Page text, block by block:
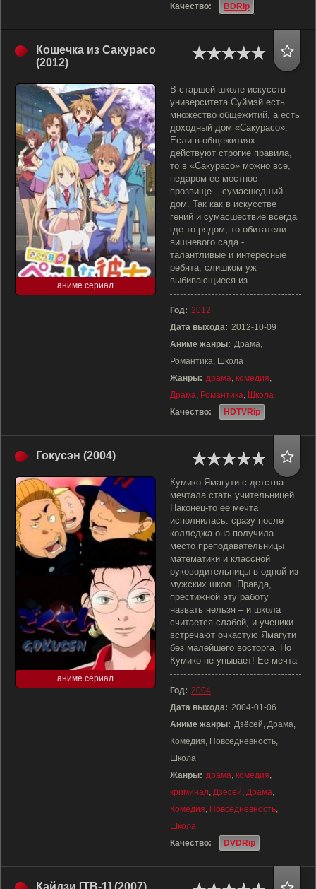
Качество:
BDRip
Кошечка из Сакурасо
(2012)
аниме сериал
В старшей школе искусств
университета Суймэй есть
множество общежитий, а есть
доходный дом «Сакурасо».
Если в общежитиях
действуют строгие правила,
то в «Сакурасо» можно все,
недаром ее местное
прозвище – сумасшедший
дом. Так как в искусстве
гений и сумасшествие всегда
где-то рядом, то обитатели
вишневого сада -
талантливые и интересные
ребята, слишком уж
выбивающиеся из
Год: 2012
Дата выхода: 2012-10-09
Аниме жанры: Драма,
Романтика, Школа
Жанры: драма, комедия,
Драма, Романтика, Школа
Качество:
HDTVRip
Гокусэн (2004)
аниме сериал
Кумико Ямагути с детства
мечтала стать учительницей.
Наконец-то ее мечта
исполнилась: сразу после
колледжа она получила
место преподавательницы
математики и классной
руководительницы в одной из
мужских школ. Правда,
престижной эту работу
назвать нельзя – и школа
считается слабой, и ученики
встречают очкастую Ямагути
без малейшего восторга. Но
Кумико не унывает! Ее мечта
Год: 2004
Дата выхода: 2004-01-06
Аниме жанры: Дзёсей, Драма,
Комедия, Повседневность,
Школа
Жанры: драма, комедия,
криминал, Дзёсей, Драма,
Комедия, Повседневность,
Школа
Качество:
DVDRip
Кайдзи [ТВ-1] (2007)